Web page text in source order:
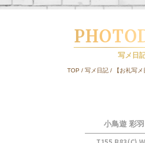
写メ日
TOP / 写メ日記/ 【お礼写
小鳥遊 彩羽